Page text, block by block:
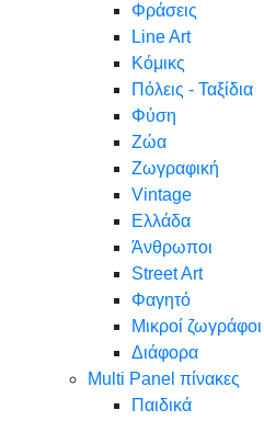
Φράσεις
Line Art
Κόμικς
Πόλεις - Ταξίδια
Φύση
Ζώα
Ζωγραφική
Vintage
Ελλάδα
Άνθρωποι
Street Art
Φαγητό
Μικροί
Διάφορα
Multi Panel πίνακες
Παιδικά